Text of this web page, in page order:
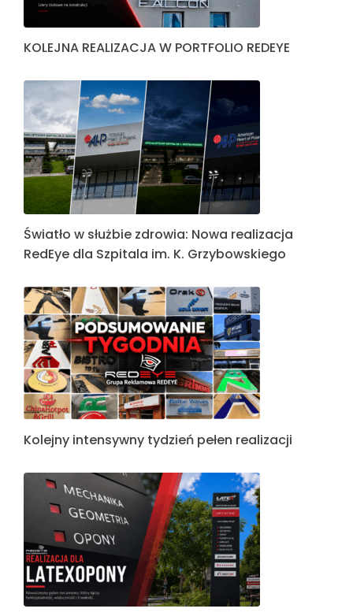
KOLEJNA REALIZACJA W PORTFOLIO REDEYE
Światło w służbie zdrowia: Nowa realizacja
RedEye dla Szpitala im. K. Grzybowskiego
Kolejny intensywny tydzień pełen realizacji